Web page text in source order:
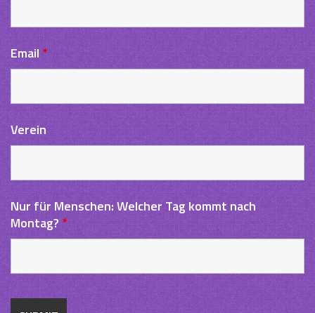
Email*
Verein
Nur für Menschen: Welcher Tag kommt nach
Montag?*